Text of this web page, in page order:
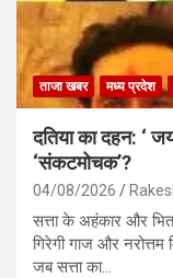
ताजा खबर मध्य प्रदेश
दतिया का दहन: ‘
‘संकटमोचक’?
04/08/2026
सत्ता के अहंकार और
गिरेगी गाज और नरोत्तम
जब सत्ता का…